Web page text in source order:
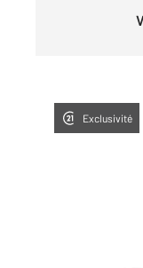
Exclusivité